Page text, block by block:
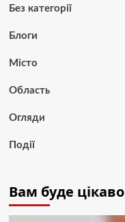
Без категорії
Блоги
Місто
Область
Огляди
Події
Вам буде цікаво